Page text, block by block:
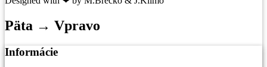
Päta → Vpravo
Informácie